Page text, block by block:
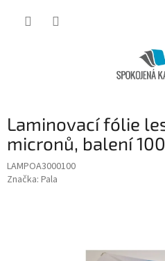
Laminovací fólie
micronů, balení
LAMPOA3000100
Značka: Pala